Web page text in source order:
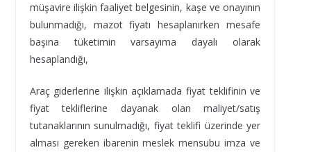
müşavire ilişkin faaliyet belgesinin, kaşe ve onayının
bulunmadığı, mazot fiyatı hesaplanırken mesafe
başına tüketimin varsayıma dayalı olarak
hesaplandığı,
Araç giderlerine ilişkin açıklamada fiyat teklifinin ve
fiyat tekliflerine dayanak olan maliyet/satış
tutanaklarının sunulmadığı, fiyat teklifi üzerinde yer
alması gereken ibarenin meslek mensubu imza ve